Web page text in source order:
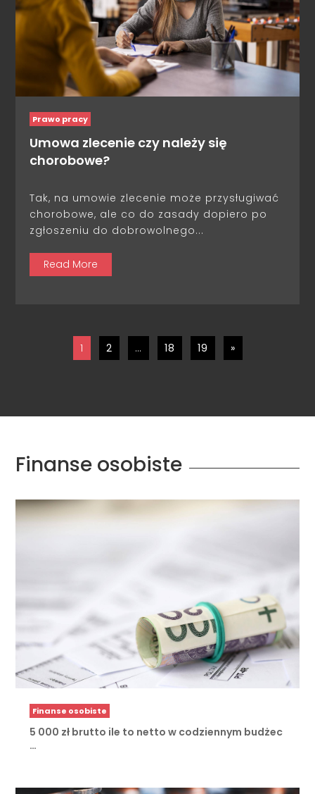
Prawo pracy
Umowa zlecenie czy należy się
chorobowe?
Tak, na umowie zlecenie może przysługiwać
chorobowe, ale co do zasady dopiero po
zgłoszeniu do dobrowolnego...
Read More
1 2 … 18 19 »
Finanse osobiste
Finanse osobiste
5 000 zł brutto ile to netto w codziennym budżec
…